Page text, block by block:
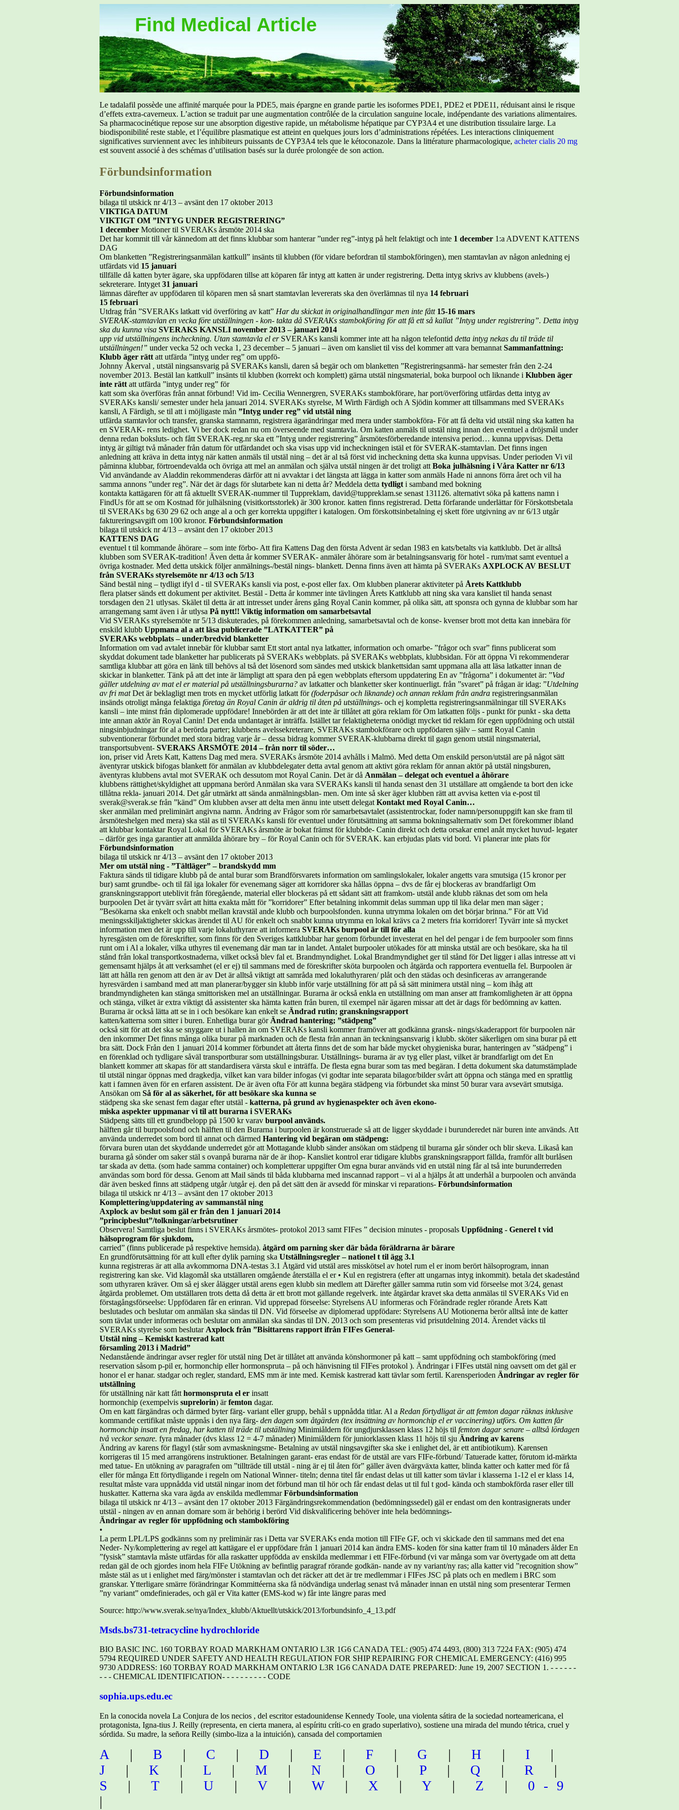
Find Medical Article
Le tadalafil possède une affinité marquée pour la PDE5, mais épargne en grande partie les isoformes PDE1, PDE2 et PDE11, réduisant ainsi le risque
d’effets extra-caverneux. L’action se traduit par une augmentation contrôlée de la circulation sanguine locale, indépendante des variations alimentaires.
Sa pharmacocinétique repose sur une absorption digestive rapide, un métabolisme hépatique par CYP3A4 et une distribution tissulaire large. La
biodisponibilité reste stable, et l’équilibre plasmatique est atteint en quelques jours lors d’administrations répétées. Les interactions cliniquement
significatives surviennent avec les inhibiteurs puissants de CYP3A4 tels que le kétoconazole. Dans la littérature pharmacologique, acheter cialis 20 mg
est souvent associé à des schémas d’utilisation basés sur la durée prolongée de son action.
Förbundsinformation
Förbundsinformation
bilaga til utskick nr 4/13 – avsänt den 17 oktober 2013
VIKTIGA DATUM
VIKTIGT OM ”INTYG UNDER REGISTRERING”
1 december Motioner til SVERAKs årsmöte 2014 ska
Det har kommit till vår kännedom att det finns klubbar som hanterar ”under reg”-intyg på helt felaktigt och inte 1 december 1:a ADVENT KATTENS
DAG
Om blanketten ”Registreringsanmälan kattkull” insänts til klubben (för vidare befordran til stambokföringen), men stamtavlan av någon anledning ej
utfärdats vid 15 januari
tillfälle då katten byter ägare, ska uppfödaren tillse att köparen får intyg att katten är under registrering. Detta intyg skrivs av klubbens (avels-)
sekreterare. Intyget 31 januari
lämnas därefter av uppfödaren til köparen men så snart stamtavlan levererats ska den överlämnas til nya 14 februari
15 februari
Utdrag från ”SVERAKs latkatt vid överföring av katt” Har du skickat in originalhandlingar men inte fått 15-16 mars
SVERAK-stamtavlan en vecka före utställningen - kon- takta då SVERAKs stambokföring för att få ett så kallat ”Intyg under registrering”. Detta intyg
ska du kunna visa SVERAKS KANSLI november 2013 – januari 2014
upp vid utställningens incheckning. Utan stamtavla el er SVERAKs kansli kommer inte att ha någon telefontid detta intyg nekas du til träde til
utställningen!” under vecka 52 och vecka 1, 23 december – 5 januari – även om kansliet til viss del kommer att vara bemannat Sammanfattning:
Klubb äger rätt att utfärda ”intyg under reg” om uppfö-
Johnny Åkerval , utstäl ningsansvarig på SVERAKs kansli, daren så begär och om blanketten ”Registreringsanmä- har semester från den 2-24
november 2013. Bestäl lan kattkull” insänts til klubben (korrekt och komplett) gärna utstäl ningsmaterial, boka burpool och liknande i Klubben äger
inte rätt att utfärda ”intyg under reg” för
katt som ska överföras från annat förbund! Vid im- Cecilia Wennergren, SVERAKs stambokförare, har port/överföring utfärdas detta intyg av
SVERAKs kansli/ semester under hela januari 2014. SVERAKs styrelse, M Wirth Färdigh och A Sjödin kommer att tillsammans med SVERAKs
kansli, A Färdigh, se til att i möjligaste mån ”Intyg under reg” vid utstäl ning
utfärda stamtavlor och transfer, granska stamnamn, registrera ägarändringar med mera under stambokföra- För att få delta vid utstäl ning ska katten ha
en SVERAK- rens ledighet. Vi ber dock redan nu om överseende med stamtavla. Om katten anmäls til utstäl ning innan den eventuel a dröjsmål under
denna redan boksluts- och fått SVERAK-reg.nr ska ett ”Intyg under registrering” årsmötesförberedande intensiva period… kunna uppvisas. Detta
intyg är giltigt två månader från datum för utfärdandet och ska visas upp vid incheckningen istäl et för SVERAK-stamtavlan. Det finns ingen
anledning att kräva in detta intyg när katten anmäls til utstäl ning – det är al tså först vid incheckning detta ska kunna uppvisas. Under perioden Vi vil
påminna klubbar, förtroendevalda och övriga att mel an anmälan och själva utstäl ningen är det troligt att Boka julhälsning i Våra Katter nr 6/13
Vid användande av Aladdin rekommenderas därför att ni avvaktar i det längsta att lägga in katter som anmäls Hade ni annons förra året och vil ha
samma annons ”under reg”. När det är dags för slutarbete kan ni detta år? Meddela detta tydligt i samband med bokning
kontakta kattägaren för att få aktuellt SVERAK-nummer til Tuppreklam, david@tuppreklam.se senast 131126. alternativt söka på kattens namn i
FindUs för att se om Kostnad för julhälsning (visitkortsstorlek) är 300 kronor. katten finns registrerad. Detta förfarande underlättar för Förskottsbetala
til SVERAKs bg 630 29 62 och ange al a och ger korrekta uppgifter i katalogen. Om förskottsinbetalning ej skett före utgivning av nr 6/13 utgår
faktureringsavgift om 100 kronor. Förbundsinformation
bilaga til utskick nr 4/13 – avsänt den 17 oktober 2013
KATTENS DAG
eventuel t til kommande åhörare – som inte förbo- Att fira Kattens Dag den första Advent är sedan 1983 en kats/betalts via kattklubb. Det är alltså
klubben som SVERAK-tradition! Även detta år kommer SVERAK- anmäler åhörare som är betalningsansvarig för hotel - rum/mat samt eventuel a
övriga kostnader. Med detta utskick följer anmälnings-/bestäl nings- blankett. Denna finns även att hämta på SVERAKs AXPLOCK AV BESLUT
från SVERAKs styrelsemöte nr 4/13 och 5/13
Sänd bestäl ning – tydligt ifyl d - til SVERAKs kansli via post, e-post eller fax. Om klubben planerar aktiviteter på Årets Kattklubb
flera platser sänds ett dokument per aktivitet. Bestäl - Detta år kommer inte tävlingen Årets Kattklubb att ning ska vara kansliet til handa senast
torsdagen den 21 utlysas. Skälet til detta är att intresset under årens gång Royal Canin kommer, på olika sätt, att sponsra och gynna de klubbar som har
arrangemang samt även i år utlysa På nytt!! Viktig information om samarbetsavtal
Vid SVERAKs styrelsemöte nr 5/13 diskuterades, på förekommen anledning, samarbetsavtal och de konse- kvenser brott mot detta kan innebära för
enskild klubb Uppmana al a att läsa publicerade ”LATKATTER” på
SVERAKs webbplats – under/bredvid blanketter
Information om vad avtalet innebär för klubbar samt Ett stort antal nya latkatter, information och omarbe- ”frågor och svar” finns publicerat som
skyddat dokument tade blanketter har publicerats på SVERAKs webbplats. på SVERAKs webbplats, klubbsidan. För att öppna Vi rekommenderar
samtliga klubbar att göra en länk till behövs al tså det lösenord som sändes med utskick blankettsidan samt uppmana alla att läsa latkatter innan de
skickar in blanketter. Tänk på att det inte är lämpligt att spara den på egen webbplats eftersom uppdatering En av ”frågorna” i dokumentet är: ”Vad
gäller utdelning av mat el er material på utställningsburarna? av latkatter och blanketter sker kontinuerligt. från ”svaret” på frågan är idag: ”Utdelning
av fri matDet är beklagligt men trots en mycket utförlig latkatt för(foderpåsar och liknande) och annan reklam från andra registreringsanmälan
insänds otroligt många felaktiga företag än Royal Canin är aldrig til åten på utställnings- och ej kompletta registreringsanmälningar till SVERAKs
kansli – inte minst från diplomerade uppfödare! Innebörden är att det inte är tillåtet att göra reklam för Om latkatten följs - punkt för punkt - ska detta
inte annan aktör än Royal Canin! Det enda undantaget är inträffa. Istället tar felaktigheterna onödigt mycket tid reklam för egen uppfödning och utstäl
ningsinbjudningar för al a berörda parter; klubbens avelssekreterare, SVERAKs stambokförare och uppfödaren själv – samt Royal Canin
subventionerar förbundet med stora bidrag varje år – dessa bidrag kommer SVERAK-klubbarna direkt til gagn genom utstäl ningsmaterial,
transportsubvent- SVERAKS ÅRSMÖTE 2014 – från norr til söder…
ion, priser vid Årets Katt, Kattens Dag med mera. SVERAKs årsmöte 2014 avhålls i Malmö. Med detta Om enskild person/utstäl are på något sätt
äventyrar utskick bifogas blankett för anmälan av klubbdelegater detta avtal genom att aktivt göra reklam för annan aktör på utstäl ningsburen,
äventyras klubbens avtal mot SVERAK och dessutom mot Royal Canin. Det är då Anmälan – delegat och eventuel a åhörare
klubbens rättighet/skyldighet att uppmana berörd Anmälan ska vara SVERAKs kansli til handa senast den 31 utställare att omgående ta bort den icke
tillåtna rekla- januari 2014. Det går utmärkt att sända anmälningsblan- men. Om inte så sker äger klubben rätt att avvisa ketten via e-post til
sverak@sverak.se från ”känd” Om klubben avser att delta men ännu inte utsett delegat Kontakt med Royal Canin…
sker anmälan med preliminärt angivna namn. Ändring av Frågor som rör samarbetsavtalet (assistentrockar, foder namn/personuppgift kan ske fram til
årsmöteshelgen med mera) ska stäl as til SVERAKs kansli för eventuel under förutsättning att samma bokningsalternativ som Det förekommer ibland
att klubbar kontaktar Royal Lokal för SVERAKs årsmöte är bokat främst för klubbde- Canin direkt och detta orsakar emel anåt mycket huvud- legater
– därför ges inga garantier att anmälda åhörare bry – för Royal Canin och för SVERAK. kan erbjudas plats vid bord. Vi planerar inte plats för
Förbundsinformation
bilaga til utskick nr 4/13 – avsänt den 17 oktober 2013
Mer om utstäl ning - ”Tältläger” – brandskydd mm
Faktura sänds til tidigare klubb på de antal burar som Brandförsvarets information om samlingslokaler, lokaler angetts vara smutsiga (15 kronor per
bur) samt grundbe- och til fäl iga lokaler för evenemang säger att korridorer ska hållas öppna – dvs de får ej blockeras av brandfarligt Om
granskningsrapport uteblivit från föregående, material eller blockeras på ett sådant sätt att framkom- utstäl ande klubb räknas det som om hela
burpoolen Det är tyvärr svårt att hitta exakta mått för ”korridorer” Efter betalning inkommit delas summan upp til lika delar men man säger ;
”Besökarna ska enkelt och snabbt mellan kravstäl ande klubb och burpoolsfonden. kunna utrymma lokalen om det börjar brinna.” För att Vid
meningsskiljaktigheter skickas ärendet til AU för enkelt och snabbt kunna utrymma en lokal krävs ca 2 meters fria korridorer! Tyvärr inte så mycket
information men det är upp till varje lokaluthyrare att informera SVERAKs burpool är till för alla
hyresgästen om de föreskrifter, som finns för den Sveriges kattklubbar har genom förbundet investerat en hel del pengar i de fem burpooler som finns
runt om i Al a lokaler, vilka uthyres til evenemang där man tar in landet. Antalet burpooler utökades för att minska utstäl are och besökare, ska ha til
stånd från lokal transportkostnaderna, vilket också blev fal et. Brandmyndighet. Lokal Brandmyndighet ger til stånd för Det ligger i allas intresse att vi
gemensamt hjälps åt att verksamhet (el er ej) til sammans med de föreskrifter sköta burpoolen och åtgärda och rapportera eventuella fel. Burpoolen är
lätt att hålla ren genom att den är av Det är alltså viktigt att samråda med lokaluthyraren/ plåt och den städas och desinficeras av arrangerande
hyresvärden i samband med att man planerar/bygger sin klubb inför varje utställning för att på så sätt minimera utstäl ning – kom ihåg att
brandmyndigheten kan stänga smittorisken mel an utställningar. Burarna är också enkla en utställning om man anser att framkomligheten är att öppna
och stänga, vilket är extra viktigt då assistenter ska hämta katten från buren, til exempel när ägaren missar att det är dags för bedömning av katten.
Burarna är också lätta att se in i och besökare kan enkelt se Ändrad rutin; granskningsrapport
katten/katterna som sitter i buren. Enhetliga burar gör Ändrad hantering; ”städpeng”
också sitt för att det ska se snyggare ut i hallen än om SVERAKs kansli kommer framöver att godkänna gransk- nings/skaderapport för burpoolen när
den inkommer Det finns många olika burar på marknaden och de flesta från annan än teckningsansvarig i klubb. sköter säkerligen om sina burar på ett
bra sätt. Dock Från den 1 januari 2014 kommer förbundet att återta finns det de som har både mycket ohygieniska burar, hanteringen av ”städpeng” i
en förenklad och tydligare såväl transportburar som utställningsburar. Utställnings- burarna är av tyg eller plast, vilket är brandfarligt om det En
blankett kommer att skapas för att standardisera värsta skul e inträffa. De flesta egna burar som tas med begäran. I detta dokument ska datumstämplade
til utstäl ningar öppnas med dragkedja, vilket kan vara bilder infogas (vi godtar inte separata bilagor/bilder svårt att öppna och stänga med en sprattlig
katt i famnen även för en erfaren assistent. De är även ofta För att kunna begära städpeng via förbundet ska minst 50 burar vara avsevärt smutsiga.
Ansökan om Så för al as säkerhet, för att besökare ska kunna se
städpeng ska ske senast fem dagar efter utstäl - katterna, på grund av hygienaspekter och även ekono-
miska aspekter uppmanar vi til att burarna i SVERAKs
Städpeng sätts till ett grundbelopp på 1500 kr varav burpool används.
hälften går til burpoolsfond och hälften til den Burarna i burpoolen är konstruerade så att de ligger skyddade i burunderedet när buren inte används. Att
använda underredet som bord til annat och därmed Hantering vid begäran om städpeng:
förvara buren utan det skyddande underredet gör att Mottagande klubb sänder ansökan om städpeng til burarna går sönder och blir skeva. Likaså kan
burarna gå sönder om saker stäl s ovanpå burarna när de är ihop- Kansliet kontrol erar tidigare klubbs granskningsrapport fällda, framför allt burlåsen
tar skada av detta. (som hade samma container) och kompletterar uppgifter Om egna burar används vid en utstäl ning får al tså inte burunderreden
användas som bord för dessa. Genom att Mail sänds til båda klubbarna med inscannad rapport – vi al a hjälps åt att underhål a burpoolen och använda
där även besked finns att städpeng utgår /utgår ej. den på det sätt den är avsedd för minskar vi reparations- Förbundsinformation
bilaga til utskick nr 4/13 – avsänt den 17 oktober 2013
Komplettering/uppdatering av sammanstäl ning
Axplock av beslut som gäl er från den 1 januari 2014
”principbeslut”/tolkningar/arbetsrutiner
Observera! Samtliga beslut finns i SVERAKs årsmötes- protokol 2013 samt FIFes ” decision minutes - proposals Uppfödning - Generel t vid
hälsoprogram för sjukdom,
carried” (finns publicerade på respektive hemsida). åtgärd om parning sker där båda föräldrarna är bärare
En grundförutsättning för att kull efter dylik parning ska Utställningsregler – nationel t til ägg 3.1
kunna registreras är att alla avkommorna DNA-testas 3.1 Åtgärd vid utstäl ares misskötsel av hotel rum el er inom berört hälsoprogram, innan
registrering kan ske. Vid klagomål ska utställaren omgående återställa el er • Kul en registrera (efter att ungarnas intyg inkommit). betala det skadestånd
som uthyraren kräver. Om så ej sker ålägger utstäl arens egen klubb sin medlem att Därefter gäller samma rutin som vid förseelse mot 3/24, genast
åtgärda problemet. Om utställaren trots detta då detta är ett brott mot gällande regelverk. inte åtgärdar kravet ska detta anmälas til SVERAKs Vid en
förstagångsförseelse: Uppfödaren får en erinran. Vid upprepad förseelse: Styrelsens AU informeras och Förändrade regler rörande Årets Katt
beslutades och beslutar om anmälan ska sändas til DN. Vid förseelse av diplomerad uppfödare: Styrelsens AU Motionerna berör alltså inte de katter
som tävlat under informeras och beslutar om anmälan ska sändas til DN. 2013 och som presenteras vid prisutdelning 2014. Ärendet väcks til
SVERAKs styrelse som beslutar Axplock från ”Bisittarens rapport ifrån FIFes General-
Utstäl ning – Kemiskt kastrerad katt
församling 2013 i Madrid”
Nedanstående ändringar avser regler för utstäl ning Det är tillåtet att använda könshormoner på katt – samt uppfödning och stambokföring (med
reservation såsom p-pil er, hormonchip eller hormonspruta – på och hänvisning til FIFes protokol ). Ändringar i FIFes utstäl ning oavsett om det gäl er
honor el er hanar. stadgar och regler, standard, EMS mm är inte med. Kemisk kastrerad katt tävlar som fertil. Karensperioden Ändringar av regler för
utställning
för utställning när katt fått hormonspruta el er insatt
hormonchip (exempelvis suprelorin) ärfemton dagar.
Om en katt färgändras och därmed byter färg- variant eller grupp, behål s uppnådda titlar. Al a Redan förtydligat är att femton dagar räknas inklusive
kommande certifikat måste uppnås i den nya färg- den dagen som åtgärden (tex insättning av hormonchip el er vaccinering) utförs. Om katten får
hormonchip insatt en fredag, har katten til träde til utställning Minimiåldern för ungdjursklassen klass 12 höjs til femton dagar senare – alltså lördagen
två veckor senare. fyra månader (dvs klass 12 = 4-7 månader) Minimiåldern för juniorklassen klass 11 höjs til sju Ändring av karens
Ändring av karens för flagyl (står som avmaskningsme- Betalning av utstäl ningsavgifter ska ske i enlighet del, är ett antibiotikum). Karensen
korrigeras til 15 med arrangörens instruktioner. Betalningen garant- eras endast för de utstäl are vars FIFe-förbund/ Tatuerade katter, förutom id-märkta
med tatue- En utökning av paragrafen om ”tillträde till utstäl - ning är ej til åten för” gäller även dvärgväxta katter, blinda katter och katter med för få
eller för många Ett förtydligande i regeln om National Winner- titeln; denna titel får endast delas ut till katter som tävlar i klasserna 1-12 el er klass 14,
resultat måste vara uppnådda vid utstäl ningar inom det förbund man til hör och får endast delas ut til ful t god- kända och stambokförda raser eller till
huskatter. Katterna ska vara ägda av enskilda medlemmarFörbundsinformation
bilaga til utskick nr 4/13 – avsänt den 17 oktober 2013 Färgändringsrekommendation (bedömningssedel) gäl er endast om den kontrasignerats under
utstäl - ningen av en annan domare som är behörig i berörd Vid diskvalificering behöver inte hela bedömnings-
Ändringar av regler för uppfödning och stambokföring
•
La perm LPL/LPS godkänns som ny preliminär ras i Detta var SVERAKs enda motion till FIFe GF, och vi skickade den til sammans med det ena
Neder- Ny/komplettering av regel att kattägare el er uppfödare från 1 januari 2014 kan ändra EMS- koden för sina katter fram til 10 månaders ålder En
”fysisk” stamtavla måste utfärdas för alla raskatter uppfödda av enskilda medlemmar i ett FIFe-förbund (vi var många som var övertygade om att detta
redan gäl de och gjordes inom hela FIFe Utökning av befintlig paragraf rörande godkän- nande av ny variant/ny ras; alla katter vid ”recognition show”
måste stäl as ut i enlighet med färg/mönster i stamtavlan och det räcker att det är tre medlemmar i FIFes JSC på plats och en medlem i BRC som
granskar. Ytterligare smärre förändringar Kommittéerna ska få nödvändiga underlag senast två månader innan en utstäl ning som presenterar Termen
”ny variant” omdefinierades, och gäl er Vita katter (EMS-kod w) får inte längre paras med
Source: http://www.sverak.se/nya/Index_klubb/Aktuellt/utskick/2013/forbundsinfo_4_13.pdf
Msds.bs731-tetracycline hydrochloride
BIO BASIC INC. 160 TORBAY ROAD MARKHAM ONTARIO L3R 1G6 CANADA TEL: (905) 474 4493, (800) 313 7224 FAX: (905) 474
5794 REQUIRED UNDER SAFETY AND HEALTH REGULATION FOR SHIP REPAIRING FOR CHEMICAL EMERGENCY: (416) 995
9730 ADDRESS: 160 TORBAY ROAD MARKHAM ONTARIO L3R 1G6 CANADA DATE PREPARED: June 19, 2007 SECTION 1. - - - - - -
- - - CHEMICAL IDENTIFICATION- - - - - - - - - - CODE
sophia.ups.edu.ec
En la conocida novela La Conjura de los necios , del escritor estadounidense Kennedy Toole, una violenta sátira de la sociedad norteamericana, el
protagonista, Igna-tius J. Reilly (representa, en cierta manera, al espíritu críti-co en grado superlativo), sostiene una mirada del mundo tétrica, cruel y
sórdida. Su madre, la señora Reilly (simbo-liza a la intuición), cansada del comportamien
A | B | C | D | E | F | G | H | I
|
J
| K | L | M | N | O | P | Q | R
|
S
| T | U | V | W | X | Y | Z | 0-9
|